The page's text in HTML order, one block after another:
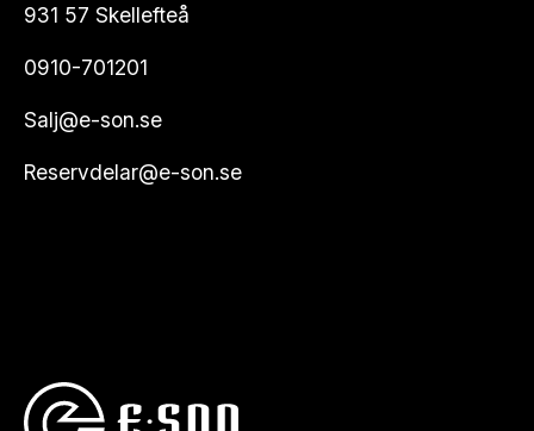
931 57 Skellefteå
0910-701201
Salj@e-son.se
Reservdelar@e-son.se